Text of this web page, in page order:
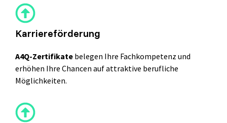
Karriereförderung
A4Q-Zertifikate belegen Ihre Fachkompetenz und
erhöhen Ihre Chancen auf attraktive berufliche
Möglichkeiten.